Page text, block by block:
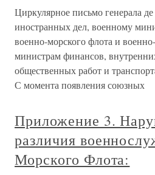
Циркулярное письмо генерала
иностранных дел, военному
военно-морского флота и
министрам финансов,
общественных работ и
С момента появления союзных
Приложение 3.
различия
Морского Флота: